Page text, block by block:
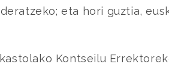
eta hori guztia,
Kontseilu